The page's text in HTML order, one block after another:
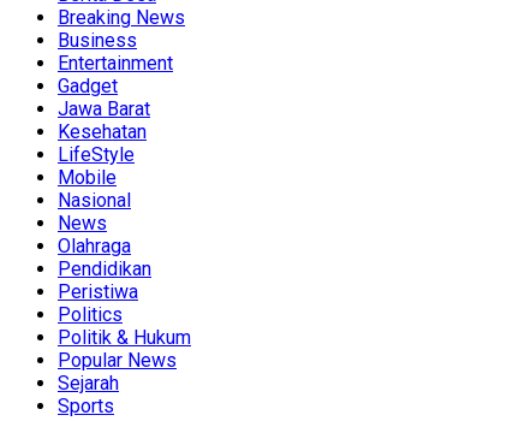
Breaking News
Business
Entertainment
Gadget
Jawa Barat
Kesehatan
LifeStyle
Mobile
Nasional
News
Olahraga
Pendidikan
Peristiwa
Politics
Politik & Hukum
Popular News
Sejarah
Sports